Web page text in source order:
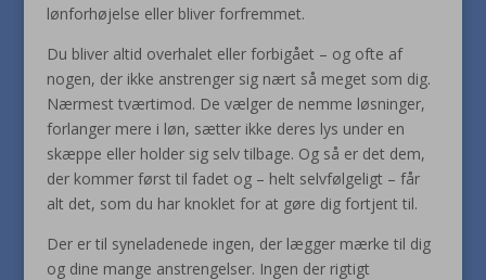
lønforhøjelse eller bliver forfremmet.
Du bliver altid overhalet eller forbigået – og ofte af
nogen, der ikke anstrenger sig nært så meget som dig.
Nærmest tværtimod. De vælger de nemme løsninger,
forlanger mere i løn, sætter ikke deres lys under en
skæppe eller holder sig selv tilbage. Og så er det dem,
der kommer først til fadet og – helt selvfølgeligt – får
alt det, som du har knoklet for at gøre dig fortjent til.
Der er til syneladenede ingen, der lægger mærke til dig
og dine mange anstrengelser. Ingen der rigtigt